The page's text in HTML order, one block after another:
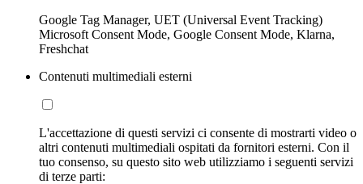
Google Tag Manager, UET (Universal Event Tracking)
Microsoft Consent Mode, Google Consent Mode, Klarna,
Freshchat
Contenuti multimediali esterni
L'accettazione di questi servizi ci consente di mostrarti video o
altri contenuti multimediali ospitati da fornitori esterni. Con il
tuo consenso, su questo sito web utilizziamo i seguenti servizi
di terze parti: